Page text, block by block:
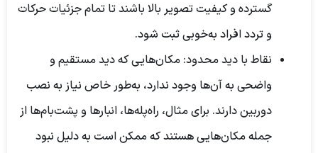
گسترده و کیفیت تصویر بالا باشند تا تمام جزئیات حرکات
و تردد افراد به‌خوبی ثبت شود.
نقاط با دید محدود: مکان‌هایی که دید مستقیم و
واضحی به آن‌ها وجود ندارد، به‌طور خاص نیاز به نصب
دوربین دارند. برای مثال، راه‌پله‌ها، انبارها و پشت‌بام‌ها از
جمله مکان‌هایی هستند که ممکن است به دلیل نبود